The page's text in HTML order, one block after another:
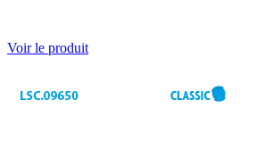
Voir le produit